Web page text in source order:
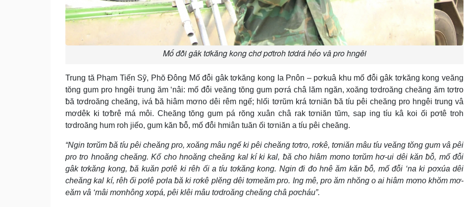
Mố đô̆i gâk tơkăng kong chơ pơtroh tơdrá hếo vâ pro hngêi
Trung tă Phạm Tiến Sỹ, Phŏ Đông Mố đô̆i gâk tơkăng kong Ia Pnôn – pơkuâ khu mố đô̆i gâk tơkăng kong veăng
tŏng gum pro hngêi trung ăm ‘nâi: mố đô̆i veăng tŏng gum pơrá châ lăm ngăn, xoăng tơdroăng cheăng ăm tơtro
ƀă tơdroăng cheăng, ivá ƀă hiâm mơno dêi rêm ngế; hlối tơrŭm krá tơniăn ƀă tíu pêi cheăng pro hngêi trung vâ
mơdêk ki tơƀrê má môi. Cheăng tŏng gum pá rŏng xuân châ rak tơniăn tŭm, sap ing tíu kâ koi ối pơtê troh
tơdroăng hum roh jiếo, gum kăn ƀô̆, mố đô̆i hmiân tuăn ối tơniăn a tíu pêi cheăng.
“Ngin tơrŭm ƀă tíu pêi cheăng pro, xoăng mâu ngế ki pêi cheăng tơtro, rơkê, tơniăn mâu tíu veăng tŏng gum vâ pêi
pro tro hnoăng cheăng. Kố cho hnoăng cheăng kal kí ki kal, ƀă cho hiâm mơno tơrŭm hơ-ui dêi kăn ƀô̆, mố đô̆i
gâk tơkăng kong, ƀă kuăn pơlê ki rêh ối a tíu tơkăng kong. Ngin đi đo hnê ăm kăn ƀô̆, mố đô̆i ‘na ki pơxúa dêi
cheăng kal kí, rêh ối pơlê pơla ƀă ki rơkê plĕng dêi tơmeăm pro. Ing mê, pro ăm nhŏng o ai hiâm mơno khŏm mơ-
eăm vâ ‘mâi mơnhông xơpá, pêi klêi mâu tơdroăng cheăng châ pơcháu”.